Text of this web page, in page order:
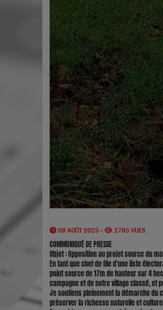
08 AOÛT 2025 - 2785 VUES
COMMUNIQUÉ DE PRESSE
Objet : Opposition au projet source du
En tant que chef de file d'une liste
point source de 17m de hauteur sur 4
campagne et de notre village classé, et
Je soutiens pleinement la démarche du
préserver la richesse naturelle et